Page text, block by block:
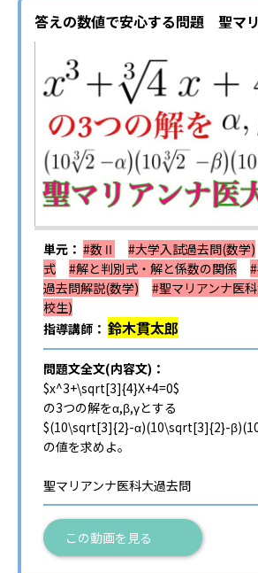
答えの数値で安心する問題 聖マ
単元： #数Ⅱ #大学入試過去問(数学)
式
#解と判別式・解と係数の関係
過去問解説(数学)
#聖マリアンナ医
校生)
指導講師： 鈴木貫太郎
問題文全文(内容文)：
$x^3+\sqrt[3]{4}X+4=0$
の3つの解をα,β,γとする
$(10\sqrt[3]{2}-α)(10\sqrt[3]{2}-
の値を求めよ。
聖マリアンナ医科大過去問
この動画を見る